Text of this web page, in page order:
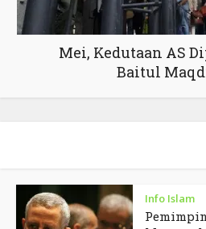
Mei, Kedutaan AS
Baitul
Info Islam